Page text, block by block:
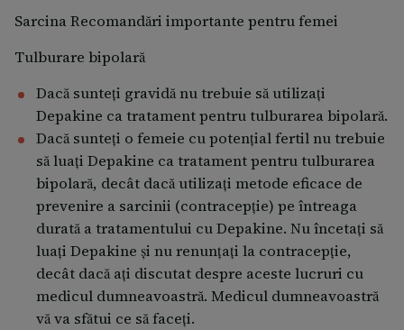
Sarcina Recomandări importante pentru femei
Tulburare bipolară
Dacă sunteți gravidă nu trebuie să utilizați
Depakine ca tratament pentru tulburarea bipolară.
Dacă sunteți o femeie cu potențial fertil nu trebuie
să luați Depakine ca tratament pentru tulburarea
bipolară, decât dacă utilizați metode eficace de
prevenire a sarcinii (contracepție) pe întreaga
durată a tratamentului cu Depakine. Nu încetați să
luați Depakine și nu renunțați la contracepție,
decât dacă ați discutat despre aceste lucruri cu
medicul dumneavoastră. Medicul dumneavoastră
vă va sfătui ce să faceți.